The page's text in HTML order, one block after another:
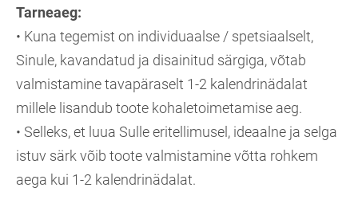
Tarneaeg:
• Kuna tegemist on individuaalse / spetsiaalselt,
Sinule, kavandatud ja disainitud särgiga, võtab
valmistamine tavapäraselt 1-2 kalendrinädalat
millele lisandub toote kohaletoimetamise aeg.
• Selleks, et luua Sulle eritellimusel, ideaalne ja selga
istuv särk võib toote valmistamine võtta rohkem
aega kui 1-2 kalendrinädalat.